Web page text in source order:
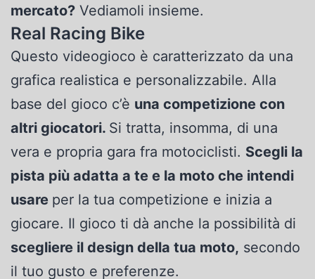
mercato? Vediamoli insieme.
Real Racing Bike
Questo videogioco è caratterizzato da una
grafica realistica e personalizzabile. Alla
base del gioco c’è una competizione con
altri giocatori. Si tratta, insomma, di una
vera e propria gara fra motociclisti. Scegli la
pista più adatta a te e la moto che intendi
usare per la tua competizione e inizia a
giocare. Il gioco ti dà anche la possibilità di
scegliere il design della tua moto, secondo
il tuo gusto e preferenze.